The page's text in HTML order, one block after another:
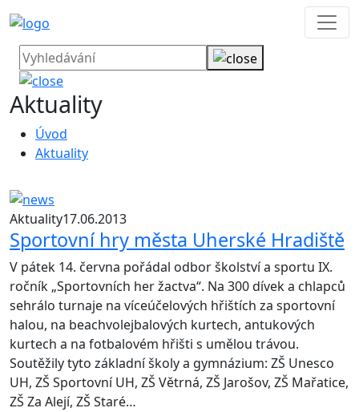
Aktuality
Úvod
Aktuality
Aktuality17.06.2013
Sportovní hry města Uherské Hradiště
V pátek 14. června pořádal odbor školství a sportu IX.
ročník „Sportovních her žactva“. Na 300 dívek a chlapců
sehrálo turnaje na víceúčelových hřištích za sportovní
halou, na beachvolejbalových kurtech, antukových
kurtech a na fotbalovém hřišti s umělou trávou.
Soutěžily tyto základní školy a gymnázium: ZŠ Unesco
UH, ZŠ Sportovní UH, ZŠ Větrná, ZŠ Jarošov, ZŠ Mařatice,
ZŠ Za Alejí, ZŠ Staré…